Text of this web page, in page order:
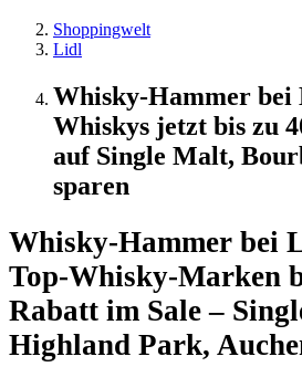
Shoppingwelt
Lidl
Whisky-Hammer bei
Whiskys jetzt bis zu
auf Single Malt,
sparen
Whisky-Hammer bei
Top-Whisky-Marken
Rabatt im Sale –
Highland Park,